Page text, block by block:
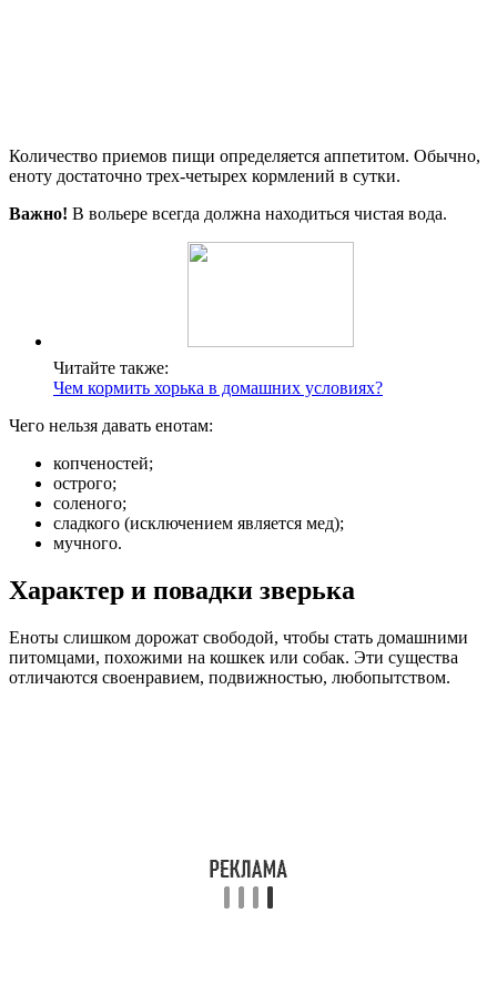
Количество приемов пищи определяется аппетитом. Обычно,
еноту достаточно трех-четырех кормлений в сутки.
Важно! В вольере всегда должна находиться чистая вода.
Читайте также:
Чем кормить хорька в домашних условиях?
Чего нельзя давать енотам:
копченостей;
острого;
соленого;
сладкого (исключением является мед);
мучного.
Характер и повадки зверька
Еноты слишком дорожат свободой, чтобы стать домашними
питомцами, похожими на кошкек или собак. Эти существа
отличаются своенравием, подвижностью, любопытством.